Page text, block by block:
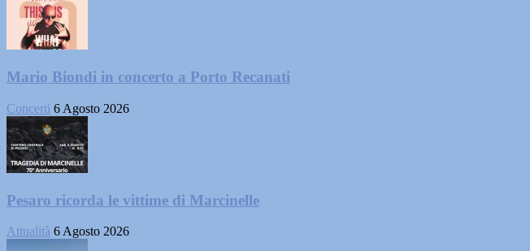
Mario Biondi in concerto a Porto Recanati
Concerti 6 Agosto 2026
Pesaro ricorda le vittime di Marcinelle
Attualità 6 Agosto 2026